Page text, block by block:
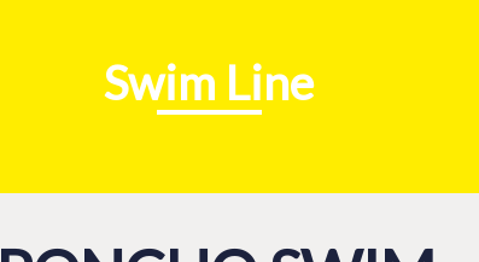
Swim Line